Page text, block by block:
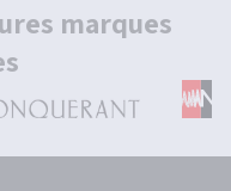
marques